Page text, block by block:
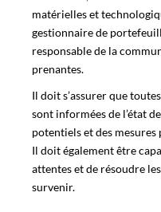
matérielles et
gestionnaire de
responsable de la
prenantes.
Il doit s’assurer que
sont informées de l’état
potentiels et des
Il doit également être
attentes et de résoudre
survenir.